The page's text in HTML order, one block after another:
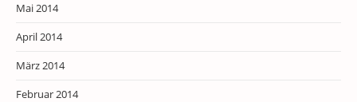
Mai 2014
April 2014
März 2014
Februar 2014